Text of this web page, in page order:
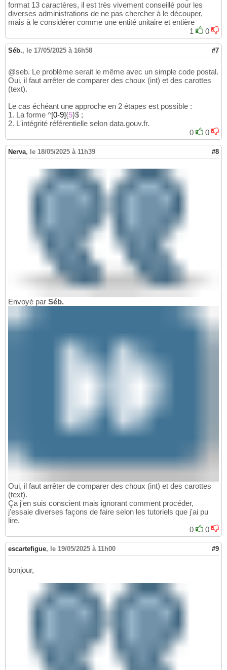
format 13 caractères, il est très vivement conseillé pour les
diverses administrations de ne pas chercher à le découper,
mais à le considérer comme une entité unitaire et entière
1
0
Séb., le 17/05/2025 à 16h58 #7
@seb. Le problème serait le même avec un simple code postal.
Oui, il faut arrêter de comparer des choux (int) et des carottes
(text).
Le cas échéant une approche en 2 étapes est possible :
1. La forme ^[0-9]{5}$ ;
2. L'intégrité référentielle selon data.gouv.fr.
0
0
Nerva, le 18/05/2025 à 11h39 #8
Envoyé par Séb.
Oui, il faut arrêter de comparer des choux (int) et des carottes
(text).
Ça j'en suis conscient mais ignorant comment procéder,
j'essaie diverses façons de faire selon les tutoriels que j'ai pu
lire.
0
0
escartefigue, le 19/05/2025 à 11h00 #9
bonjour,